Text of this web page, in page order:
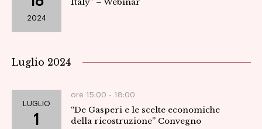
2024
Italy” – Webinar
Luglio 2024
LUGLIO
1
ore 15:00 - 18:00
“De Gasperi e le scelte economiche
della ricostruzione” Convegno